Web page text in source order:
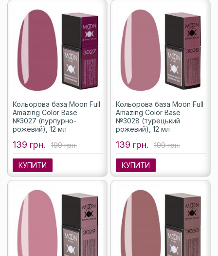
Кольорова база Moon Full
Amazing Color Base
№3027 (пурпурно-
рожевий), 12 мл
139 грн. 199 грн.
КУПИТИ
Кольорова база Moon Full
Amazing Color Base
№3028 (турецький
рожевий), 12 мл
139 грн. 199 грн.
КУПИТИ